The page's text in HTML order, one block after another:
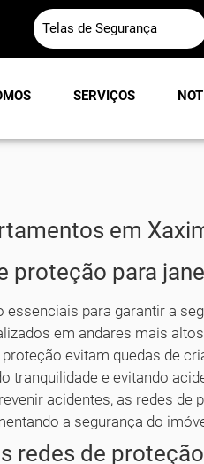
Telas de Segurança
SERVIÇOS
em
proteção para
essenciais para garantir a
em andares mais
evitam quedas de
tranquilidade e evitando
acidentes, as redes de
a segurança do
redes de proteção